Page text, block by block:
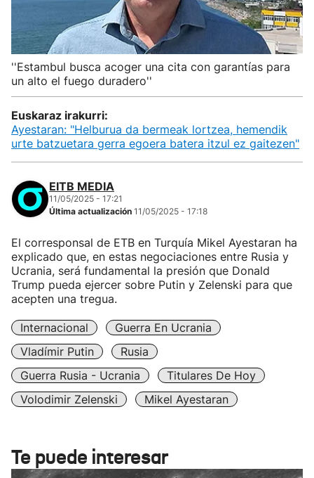
''Estambul busca acoger una cita con garantías para
un alto el fuego duradero''
Euskaraz irakurri:
Ayestaran: "Helburua da bermeak lortzea, hemendik
urte batzuetara gerra egoera batera itzul ez gaitezen"
EITB MEDIA
11/05/2025 - 17:21
Última actualización 11/05/2025 - 17:18
El corresponsal de ETB en Turquía Mikel Ayestaran ha
explicado que, en estas negociaciones entre Rusia y
Ucrania, será fundamental la presión que Donald
Trump pueda ejercer sobre Putin y Zelenski para que
acepten una tregua.
Internacional
Guerra En Ucrania
Vladímir Putin
Rusia
Guerra Rusia - Ucrania
Titulares De Hoy
Volodimir Zelenski
Mikel Ayestaran
Te puede interesar